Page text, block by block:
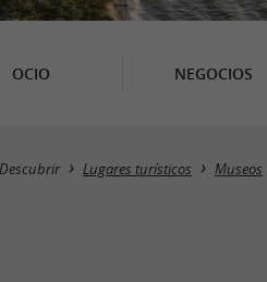
OCIO NEGOCIOS
Descubrir Lugares turísticos Museos